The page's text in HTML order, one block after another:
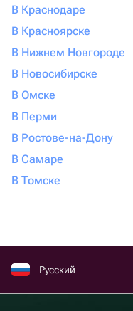
В Краснодаре
В Красноярске
В Нижнем Новгороде
В Новосибирске
В Омске
В Перми
В Ростове-на-Дону
В Самаре
В Томске
Русский